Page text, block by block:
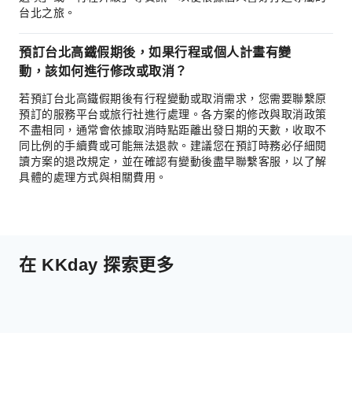
台北之旅。
預訂台北高鐵假期後，如果行程或個人計畫有變
動，該如何進行修改或取消？
若預訂台北高鐵假期後有行程變動或取消需求，您需要聯繫原
預訂的服務平台或旅行社進行處理。各方案的修改與取消政策
不盡相同，通常會依據取消時點距離出發日期的天數，收取不
同比例的手續費或可能無法退款。建議您在預訂時務必仔細閱
讀方案的退改規定，並在確認有變動後盡早聯繫客服，以了解
具體的處理方式與相關費用。
在 KKday 探索更多